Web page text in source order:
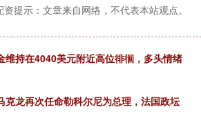
资提示：文章来自网络，不代表本站观点。
维持在4040美元附近高位徘徊，多头情绪
克龙再次任命勒科尔尼为总理，法国政坛